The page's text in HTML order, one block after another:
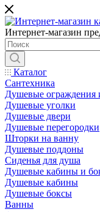
Интернет-магазин
Каталог
Сантехника
Душевые ограждения
Душевые уголки
Душевые двери
Душевые перегородки
Шторки на ванну
Душевые поддоны
Сиденья для душа
Душевые кабины и
Душевые кабины
Душевые боксы
Ванны